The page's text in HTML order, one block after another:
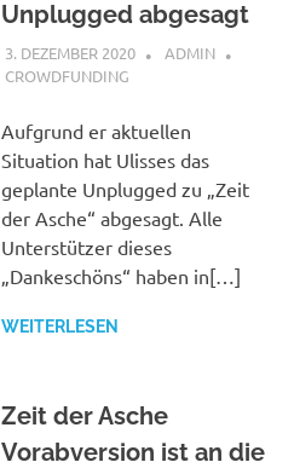
Unplugged abgesagt
3. DEZEMBER 2020
ADMIN
CROWDFUNDING
Aufgrund er aktuellen
Situation hat Ulisses das
geplante Unplugged zu „Zeit
der Asche“ abgesagt. Alle
Unterstützer dieses
„Dankeschöns“ haben in[…]
WEITERLESEN
Zeit der Asche
Vorabversion ist an die